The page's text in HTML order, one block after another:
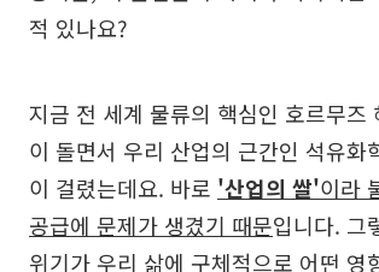
적 있나요?
지금 전 세계 물류의 핵심인 호르무즈
이 돌면서 우리 산업의 근간인 석유화
이 걸렸는데요. 바로 '산업의 쌀'이라
공급에 문제가 생겼기 때문입니다. 그
위기가 우리 삶에 구체적으로 어떤 영